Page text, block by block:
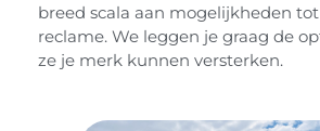
breed scala aan mogelijkheden
reclame. We leggen je graag de
ze je merk kunnen versterken.